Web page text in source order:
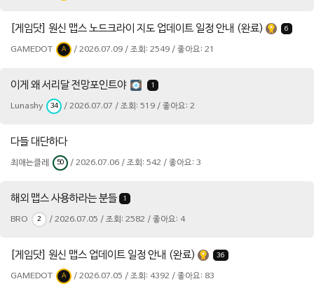
[게임닷] 원신 맵스 노드크라이 지도 업데이트 일정 안내 (완료) 6
GAMEDOT A / 2026.07.09 / 조회: 2549 / 좋아요: 21
이게 왜 서리달 전망포인트야 1
Lunashy 34 / 2026.07.07 / 조회: 519 / 좋아요: 2
다들 대단하다
최애는클레 50 / 2026.07.06 / 조회: 542 / 좋아요: 3
해외 맵스 사용하라는 분들 1
BRO 2 / 2026.07.05 / 조회: 2582 / 좋아요: 4
[게임닷] 원신 맵스 업데이트 일정 안내 (완료) 36
GAMEDOT A / 2026.07.05 / 조회: 4392 / 좋아요: 83